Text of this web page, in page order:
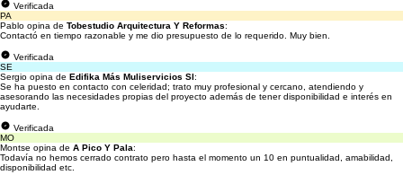
Verificada
PA
Pablo opina de Tobestudio Arquitectura Y Reformas:
Contactó en tiempo razonable y me dio presupuesto de lo requerido. Muy bien.
Verificada
SE
Sergio opina de Edifika Más Muliservicios Sl:
Se ha puesto en contacto con celeridad; trato muy profesional y cercano, atendiendo y
asesorando las necesidades propias del proyecto además de tener disponibilidad e interés en
ayudarte.
Verificada
MO
Montse opina de A Pico Y Pala:
Todavía no hemos cerrado contrato pero hasta el momento un 10 en puntualidad, amabilidad,
disponibilidad etc.